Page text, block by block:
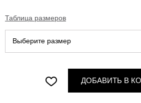
Таблица размеров
Выберите размер
ДОБАВИТЬ В